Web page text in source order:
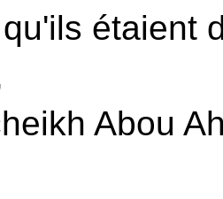
étaient
Abou